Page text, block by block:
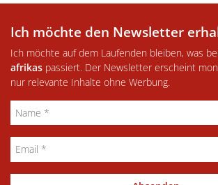
Ich möchte den Newsletter
Ich möchte auf dem Laufenden bleiben, was
afrikas passiert. Der Newsletter erscheint
nur relevante Inhalte ohne Werbung.